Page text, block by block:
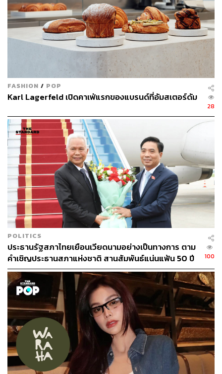
The Vibe
ตัวร้านตั้งอยู่ริมถนนในซอยวิภาวดีรังสิต 16 หรือที่หลายคน
คุ้นเคยในชื่อซอยรัชดา 19 รายล้อมด้วยอาคารสำนักงานและ
ชุมชนที่คึกคักตลอดทั้งวัน ร้านมาในรูปแบบ Coffee Stand
ขนาดเล็กที่มีมุมให้นั่งพักผ่อนพอประมาณ ตัวร้านเน้นงานไม้
และการตกแต่งแบบเรียบง่าย แทรกกลิ่นอายญี่ปุ่นเบาๆ ผ่าน
ผ้าม่านสีขาว โคมไฟทรงกลม และพื้นที่เปิดโล่งที่รับแสง
ธรรมชาติได้อย่างเต็มที่
แม้ร้านจะไม่ได้มีพื้นที่มากนัก แต่กลับให้ความรู้สึกอบอุ่นและ
เป็นกันเอง หนึ่งในช่วงเวลาที่เราชอบที่สุดคือช่วงบ่ายแก่ๆ
เมื่อแสงแดดสาดกระทบเคาน์เตอร์ไม้ด้านหน้า ทำให้ทั้งร้านดู
นุ่มนวลขึ้น บรรยากาศโดยรวมให้ความรู้สึกที่ชวนให้คน
อยากนั่งอยู่ต่ออีกสักพัก แม้กาแฟในมือจะหมดไปแล้วก็ตาม
FASHION / POP
Karl Lagerfeld เปิดคาเฟ่แรกของแบรนด์ที่อัมสเตอร์ดัม
28
POLITICS
ประธานรัฐสภาไทยเยือนเวียดนามอย่างเป็นทางการ ตาม
คำเชิญประธานสภาแห่งชาติ สานสัมพันธ์แน่นแฟ้น 50 ปี
100